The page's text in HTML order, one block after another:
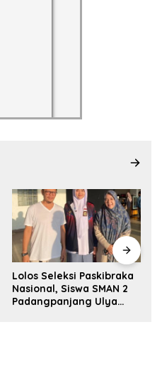
Lolos Seleksi Paskibraka
Nasional, Siswa SMAN 2
Padangpanjang Ulya